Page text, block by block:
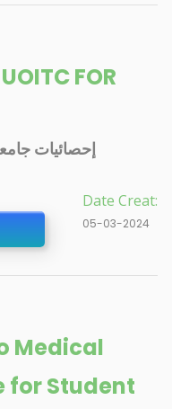
FOR
إحصائيات
Date Creat:
05-03-2024
Medical
for Student